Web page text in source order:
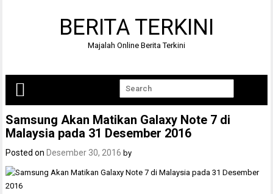
BERITA TERKINI
Majalah Online Berita Terkini
Samsung Akan Matikan Galaxy Note 7 di
Malaysia pada 31 Desember 2016
Posted on Desember 30, 2016 by